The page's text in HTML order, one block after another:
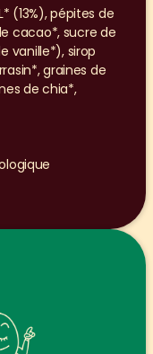
cacao*, sucre de
vanille*), sirop
graines de
de chia*,